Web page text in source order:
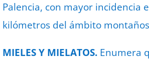
Palencia, con mayor incidencia
kilómetros del ámbito
MIELES Y MIELATOS. Enumera